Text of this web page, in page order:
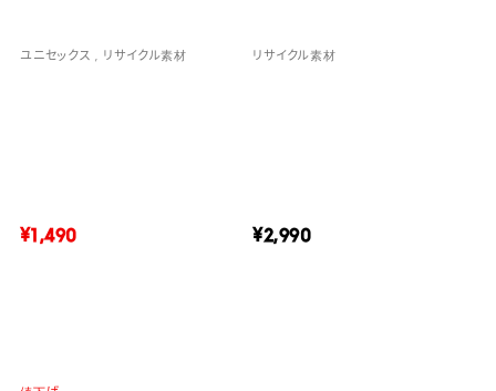
ユニセックス リサイクル素材
¥1,490
リサイクル素材
¥2,990